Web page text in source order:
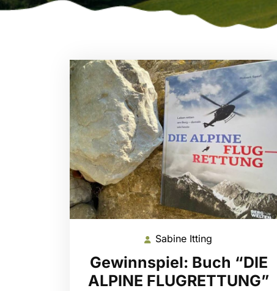
Sabine Itting
Itting
Gewinnspiel: Buch “DIE
ALPINE FLUGRETTUNG”